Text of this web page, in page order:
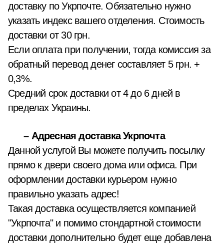
доставку по Укрпочте. Обязательно нужно
указать индекс вашего отделения. Стоимость
доставки от 30 грн.
Если оплата при получении, тогда комиссия за
обратный перевод денег составляет 5 грн. +
0,3%.
Средний срок доставки от 4 до 6 дней в
пределах Украины.
– Адресная доставка Укрпочта
Данной услугой Вы можете получить посылку
прямо к двери своего дома или офиса. При
оформлении доставки курьером нужно
правильно указать адрес!
Такая доставка осуществляется компанией
"Укрпочта" и помимо стондартной стоимости
доставки дополнительно будет еще добавлена